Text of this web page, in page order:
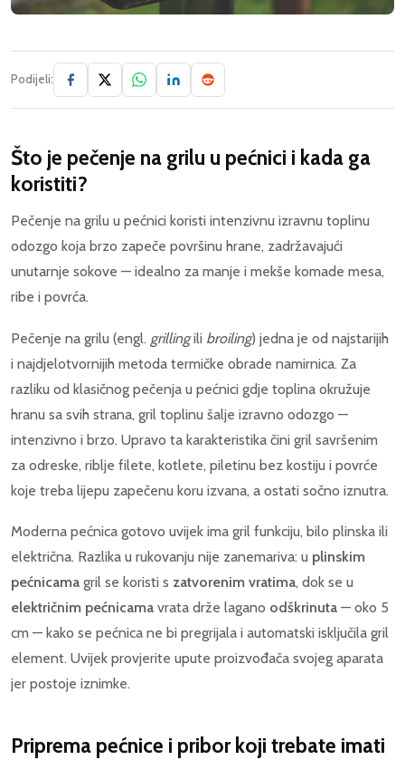
Podijeli:
Što je pečenje na grilu u pećnici i kada ga
koristiti?
Pečenje na grilu u pećnici koristi intenzivnu izravnu toplinu
odozgo koja brzo zapeče površinu hrane, zadržavajući
unutarnje sokove — idealno za manje i mekše komade mesa,
ribe i povrća.
Pečenje na grilu (engl. grillingili broiling) jedna je od najstarijih
i najdjelotvornijih metoda termičke obrade namirnica. Za
razliku od klasičnog pečenja u pećnici gdje toplina okružuje
hranu sa svih strana, gril toplinu šalje izravno odozgo —
intenzivno i brzo. Upravo ta karakteristika čini gril savršenim
za odreske, riblje filete, kotlete, piletinu bez kostiju i povrće
koje treba lijepu zapečenu koru izvana, a ostati sočno iznutra.
Moderna pećnica gotovo uvijek ima gril funkciju, bilo plinska ili
električna. Razlika u rukovanju nije zanemariva: u plinskim
pećnicama gril se koristi s zatvorenim vratima, dok se u
električnim pećnicama vrata drže lagano odškrinuta — oko 5
cm — kako se pećnica ne bi pregrijala i automatski isključila gril
element. Uvijek provjerite upute proizvođača svojeg aparata
jer postoje iznimke.
Priprema pećnice i pribor koji trebate imati